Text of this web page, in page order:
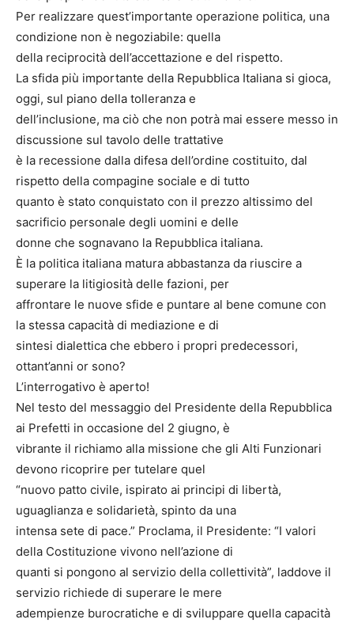
Per realizzare quest’importante operazione politica, una
condizione non è negoziabile: quella
della reciprocità dell’accettazione e del rispetto.
La sfida più importante della Repubblica Italiana si gioca,
oggi, sul piano della tolleranza e
dell’inclusione, ma ciò che non potrà mai essere messo in
discussione sul tavolo delle trattative
è la recessione dalla difesa dell’ordine costituito, dal
rispetto della compagine sociale e di tutto
quanto è stato conquistato con il prezzo altissimo del
sacrificio personale degli uomini e delle
donne che sognavano la Repubblica italiana.
È la politica italiana matura abbastanza da riuscire a
superare la litigiosità delle fazioni, per
affrontare le nuove sfide e puntare al bene comune con
la stessa capacità di mediazione e di
sintesi dialettica che ebbero i propri predecessori,
ottant’anni or sono?
L’interrogativo è aperto!
Nel testo del messaggio del Presidente della Repubblica
ai Prefetti in occasione del 2 giugno, è
vibrante il richiamo alla missione che gli Alti Funzionari
devono ricoprire per tutelare quel
“nuovo patto civile, ispirato ai principi di libertà,
uguaglianza e solidarietà, spinto da una
intensa sete di pace.” Proclama, il Presidente: “I valori
della Costituzione vivono nell’azione di
quanti si pongono al servizio della collettività”, laddove il
servizio richiede di superare le mere
adempienze burocratiche e di sviluppare quella capacità